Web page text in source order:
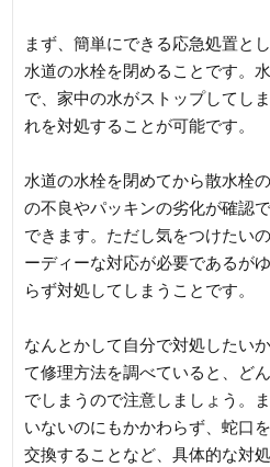
まず、簡単にできる応急処置と
水道の水栓を閉めることです。
で、家中の水がストップしてし
れを対処することが可能です。
水道の水栓を閉めてから散水栓
の不良やパッキンの劣化が確認
できます。ただし気をつけたい
ーディーな対応が必要であるが
らず対処してしまうことです。
なんとかして自分で対処したい
て修理方法を調べていると、ど
でしまうので注意しましょう。
いないのにもかかわらず、蛇口
交換することなど、具体的な対